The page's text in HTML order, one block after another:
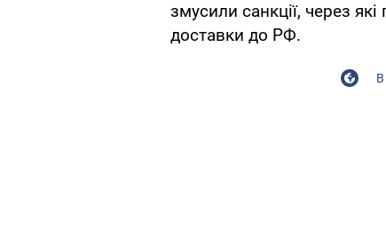
змусили санкції, через
доставки до РФ.